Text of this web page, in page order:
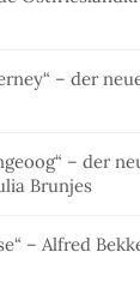
– der
– der
Brunjes
– Alfred